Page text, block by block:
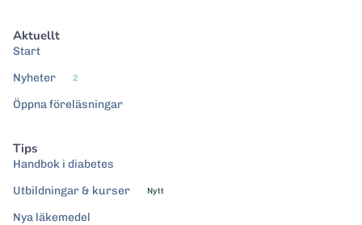
Aktuellt
Start
Nyheter
2
Öppna föreläsningar
Tips
Handbok i diabetes
Utbildningar & kurser
Nytt
Nya läkemedel